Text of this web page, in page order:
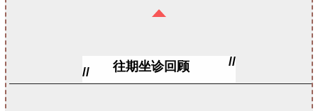
// 往期坐诊回顾 //